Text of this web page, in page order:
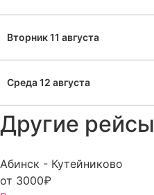
Вторник 11 августа
Среда 12 августа
Другие рейсы
Абинск - Кутейниково
от 3000₽